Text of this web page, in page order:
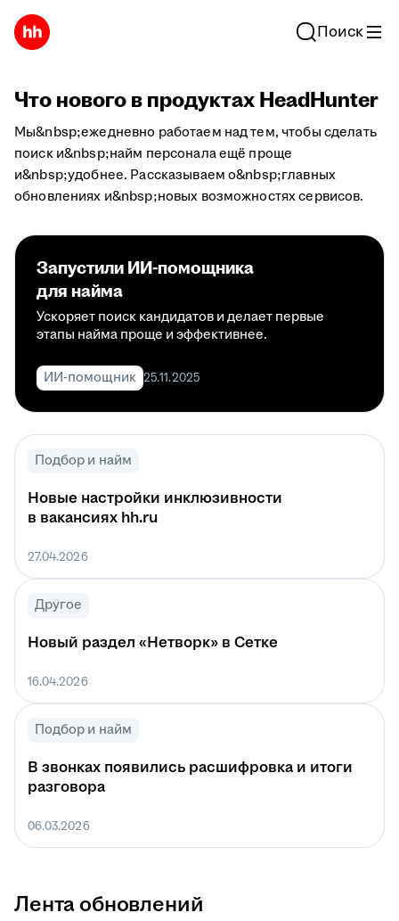
Поиск
Что нового в продуктах HeadHunter
Мы&nbsp;ежедневно работаем над тем, чтобы сделать
поиск и&nbsp;найм персонала ещё проще
и&nbsp;удобнее. Рассказываем о&nbsp;главных
обновлениях и&nbsp;новых возможностях сервисов.
Запустили ИИ-помощника
для найма
Ускоряет поиск кандидатов и делает первые
этапы найма проще и эффективнее.
ИИ-помощник 25.11.2025
Подбор и найм
Новые настройки инклюзивности
в вакансиях hh.ru
27.04.2026
Другое
Новый раздел «Нетворк» в Сетке
16.04.2026
Подбор и найм
В звонках появились расшифровка и итоги
разговора
06.03.2026
Лента обновлений